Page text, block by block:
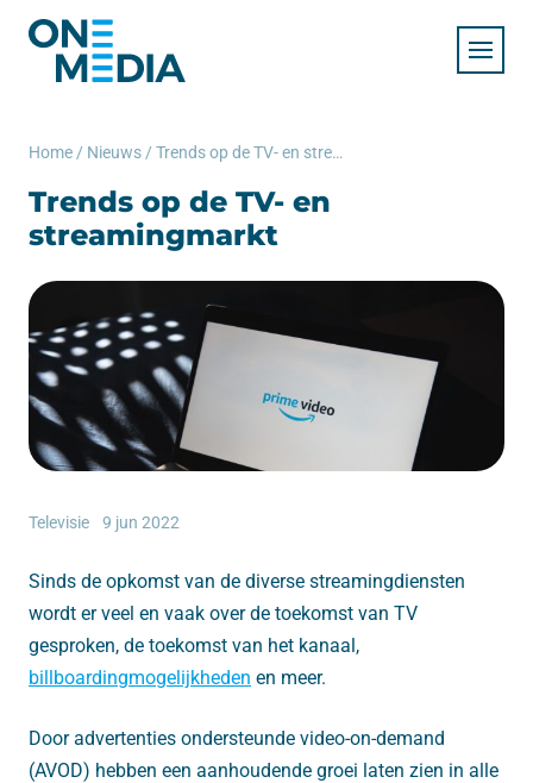
Home / Nieuws / Trends op de TV- en streamingmarkt
Trends op de TV- en
streamingmarkt
Televisie 9 jun 2022
Sinds de opkomst van de diverse streamingdiensten
wordt er veel en vaak over de toekomst van TV
gesproken, de toekomst van het kanaal,
billboardingmogelijkheden en meer.
Door advertenties ondersteunde video-on-demand
(AVOD) hebben een aanhoudende groei laten zien in alle